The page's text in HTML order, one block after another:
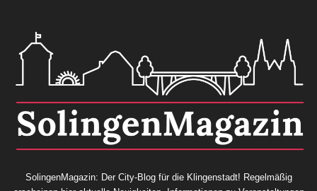
SolingenMagazin: Der City-Blog für die Klingenstadt! Regelmäßig